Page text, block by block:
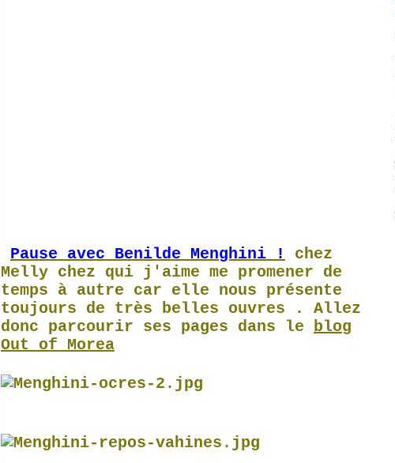
Pause avec Benilde Menghini !
chez
Melly chez qui j'aime me promener de
temps à autre car elle nous présente
toujours de très belles ouvres . Allez
donc parcourir ses pages dans le blog
Out of Morea